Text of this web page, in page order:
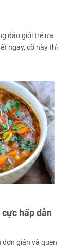
đảo giới trẻ ưa
ngay, cỡ này thì
hấp dẫn
giản và quen